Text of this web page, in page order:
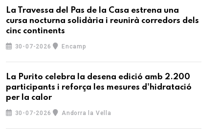
La Travessa del Pas de la Casa estrena una
cursa nocturna solidària i reunirà corredors dels
cinc continents
30-07-2026 Encamp
La Purito celebra la desena edició amb 2.200
participants i reforça les mesures d'hidratació
per la calor
30-07-2026 Andorra la Vella